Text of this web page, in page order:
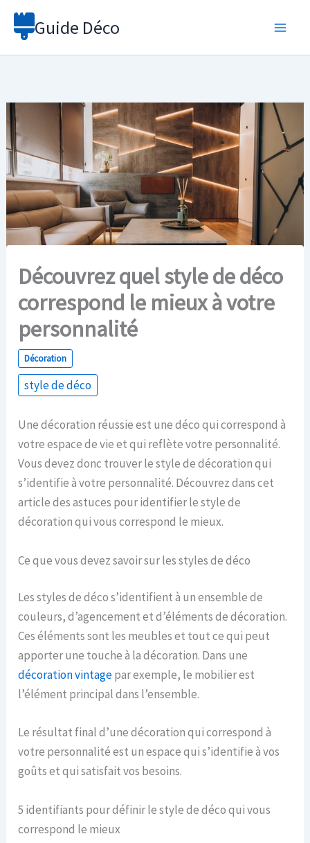
Aller
Guide Déco
Découvrez quel style de déco
correspond le mieux à votre
personnalité
Décoration
style de déco
Une décoration réussie est une déco qui correspond à
votre espace de vie et qui reflète votre personnalité.
Vous devez donc trouver le style de décoration qui
s’identifie à votre personnalité. Découvrez dans cet
article des astuces pour identifier le style de
décoration qui vous correspond le mieux.
Ce que vous devez savoir sur les styles de déco
Les styles de déco s’identifient à un ensemble de
couleurs, d’agencement et d’éléments de décoration.
Ces éléments sont les meubles et tout ce qui peut
apporter une touche à la décoration. Dans une
décoration vintagepar exemple, le mobilier est
l’élément principal dans l’ensemble.
Le résultat final d’une décoration qui correspond à
votre personnalité est un espace qui s’identifie à vos
goûts et qui satisfait vos besoins.
5 identifiants pour définir le style de déco qui vous
correspond le mieux